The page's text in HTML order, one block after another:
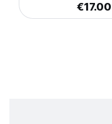
€17.00